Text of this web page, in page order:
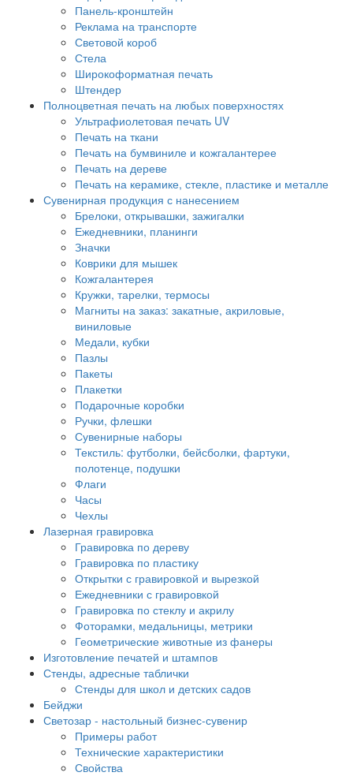
Панель-кронштейн
Реклама на транспорте
Световой короб
Стела
Широкоформатная печать
Штендер
Полноцветная печать на любых поверхностях
Ультрафиолетовая печать UV
Печать на ткани
Печать на бумвиниле и кожгалантерее
Печать на дереве
Печать на керамике, стекле, пластике и металле
Сувенирная продукция с нанесением
Брелоки, открывашки, зажигалки
Ежедневники, планинги
Значки
Коврики для мышек
Кожгалантерея
Кружки, тарелки, термосы
Магниты на заказ: закатные, акриловые,
виниловые
Медали, кубки
Пазлы
Пакеты
Плакетки
Подарочные коробки
Ручки, флешки
Сувенирные наборы
Текстиль: футболки, бейсболки, фартуки,
полотенце, подушки
Флаги
Часы
Чехлы
Лазерная гравировка
Гравировка по дереву
Гравировка по пластику
Открытки с гравировкой и вырезкой
Ежедневники с гравировкой
Гравировка по стеклу и акрилу
Фоторамки, медальницы, метрики
Геометрические животные из фанеры
Изготовление печатей и штампов
Стенды, адресные таблички
Стенды для школ и детских садов
Бейджи
Светозар - настольный бизнес-сувенир
Примеры работ
Технические характеристики
Свойства